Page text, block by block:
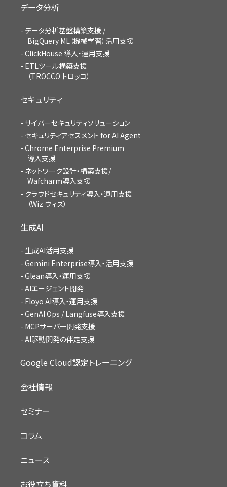
データ分析
データ分析基盤構築支援 /
BigQuery ML（機械学習）活用支援
ClickHouse 導入・運用支援
ETLツール構築支援
（TROCCO トロッコ）
セキュリティ
サイバーセキュリティソリューション
セキュリティアセスメント for AI Agent
Chrome Enterprise Premium
導入支援
ネットワーク設計・構築支援/
Wafcharm導入支援
クラウドセキュリティ導入・運用支援
（Wiz ウィズ）
生成AI
生成AI活用支援
Gemini Enterprise導入・活用支援
Glean導入・運用支援
AIエージェント開発
Floyo AI導入・運用支援
GenAI Ops / Langfuse導入支援
MCPサーバー開発支援
AI駆動開発の伴走支援
Google Cloud認定トレーニング
会社情報
セミナー
コラム
ニュース
お役立ち資料